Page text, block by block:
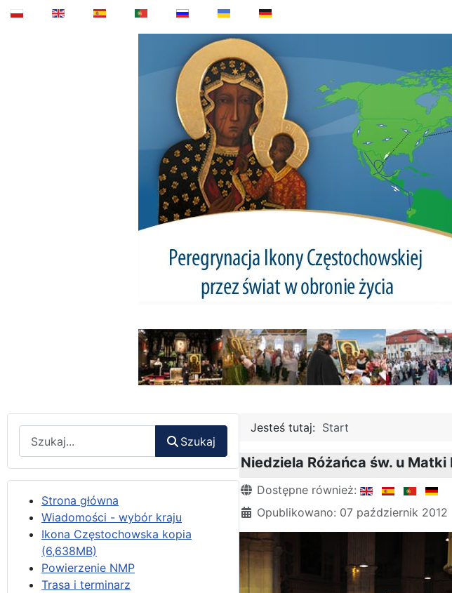
Szukaj
Strona główna
Wiadomości - wybór kraju
Ikona Częstochowska kopia
(6,638MB)
Powierzenie NMP
Trasa i terminarz
Jesteś tutaj: Start
Niedziela Różańca św. u
Szczegóły
Dostępne również:
Opublikowano: 07 październik 2012